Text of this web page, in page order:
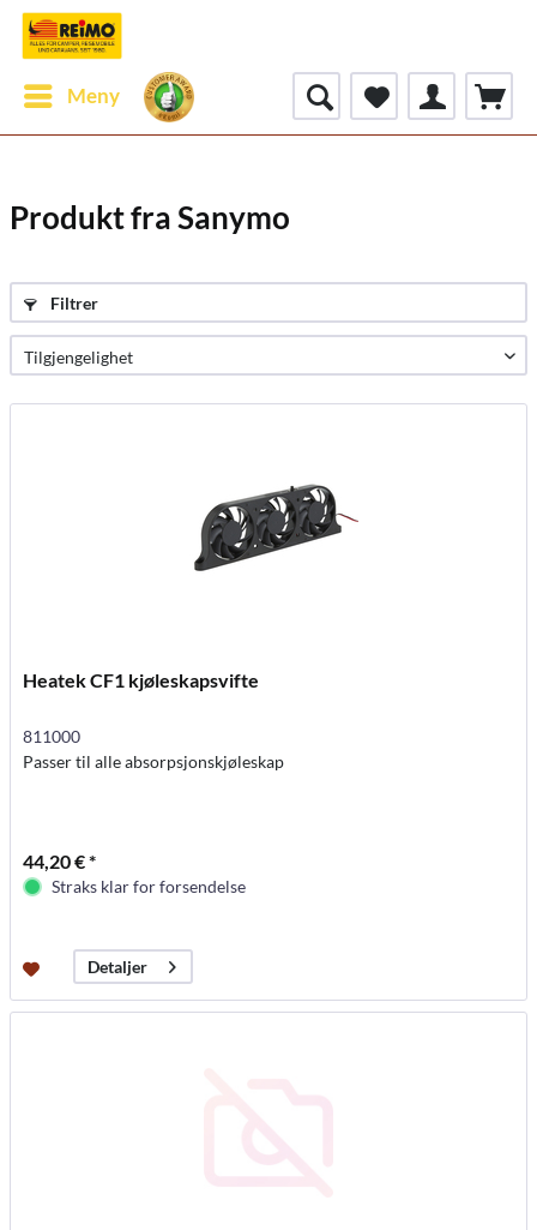
Meny
Produkt fra Sanymo
Filtrer
Heatek CF1 kjøleskapsvifte
811000
Passer til alle absorpsjonskjøleskap
44,20 € *
Straks klar for forsendelse
Detaljer